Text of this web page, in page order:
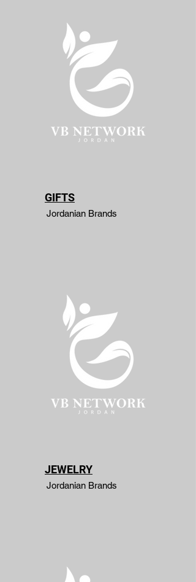
GIFTS
Jordanian Brands
JEWELRY
Jordanian Brands